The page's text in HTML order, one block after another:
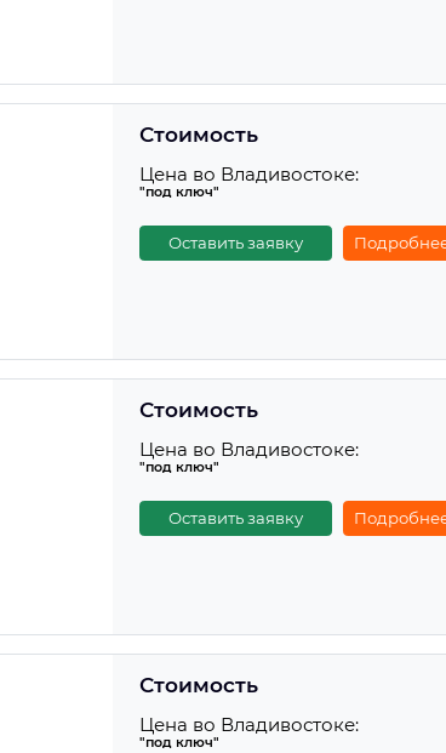
Стоимость
Цена во Владивостоке:
"под ключ"
Оставить заявку
Стоимость
Цена во Владивостоке:
"под ключ"
Оставить заявку
Стоимость
Цена во Владивостоке:
"под ключ"